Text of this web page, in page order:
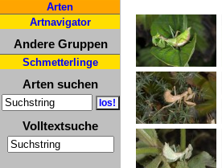
Arten
Artnavigator
Andere Gruppen
Schmetterlinge
Arten suchen
Volltextsuche